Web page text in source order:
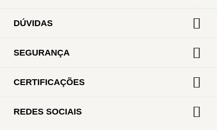
DÚVIDAS
SEGURANÇA
CERTIFICAÇÕES
REDES SOCIAIS